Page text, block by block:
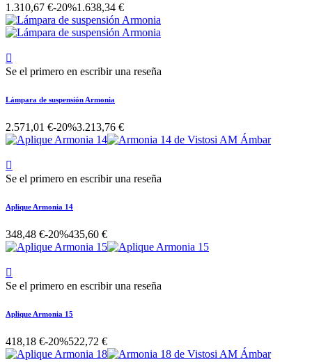
1.310,67 €-20%1.638,34 €

Se el primero en escribir una reseña
Lámpara de suspensión Armonia
2.571,01 €-20%3.213,76 €

Se el primero en escribir una reseña
Aplique Armonia 14
348,48 €-20%435,60 €

Se el primero en escribir una reseña
Aplique Armonia 15
418,18 €-20%522,72 €